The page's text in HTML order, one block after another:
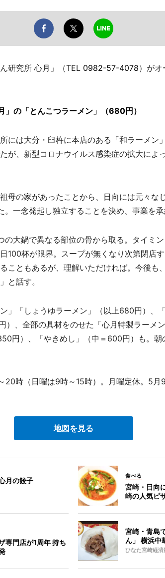
研究所 心月」（TEL 0982-57-4078）が
」の「とんこつラーメン」（680円）
には大分・臼杵に本店のある「和ラーメン
が、新型コロナウイルス感染症の拡大によ
母の家があったことから、日向には元々な
一念発起し独立することを決め、事業を承
大鍋で異なる部位の骨から取る。タイミ
100杯が限界。スープが無くなり次第閉店
こともあるが、理解いただければ。今後も
と話す。
」「しょうゆラーメン」（以上680円）、
）、全部の具材をのせた「心月特製ラーメ
円）、「やきめし」（中＝600円）も。朝
20時（日曜は9時～15時）。月曜定休。5月
地図を見る
月の餃子
食べる
宮崎・日向
崎の人気ピ
専門店が1周年 持ち
宮崎・青島
ん」 横浜中
ひなた宮崎経済